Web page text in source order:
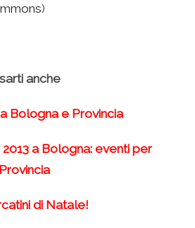
)
anche
Bologna e Provincia
a Bologna: eventi per
di Natale!